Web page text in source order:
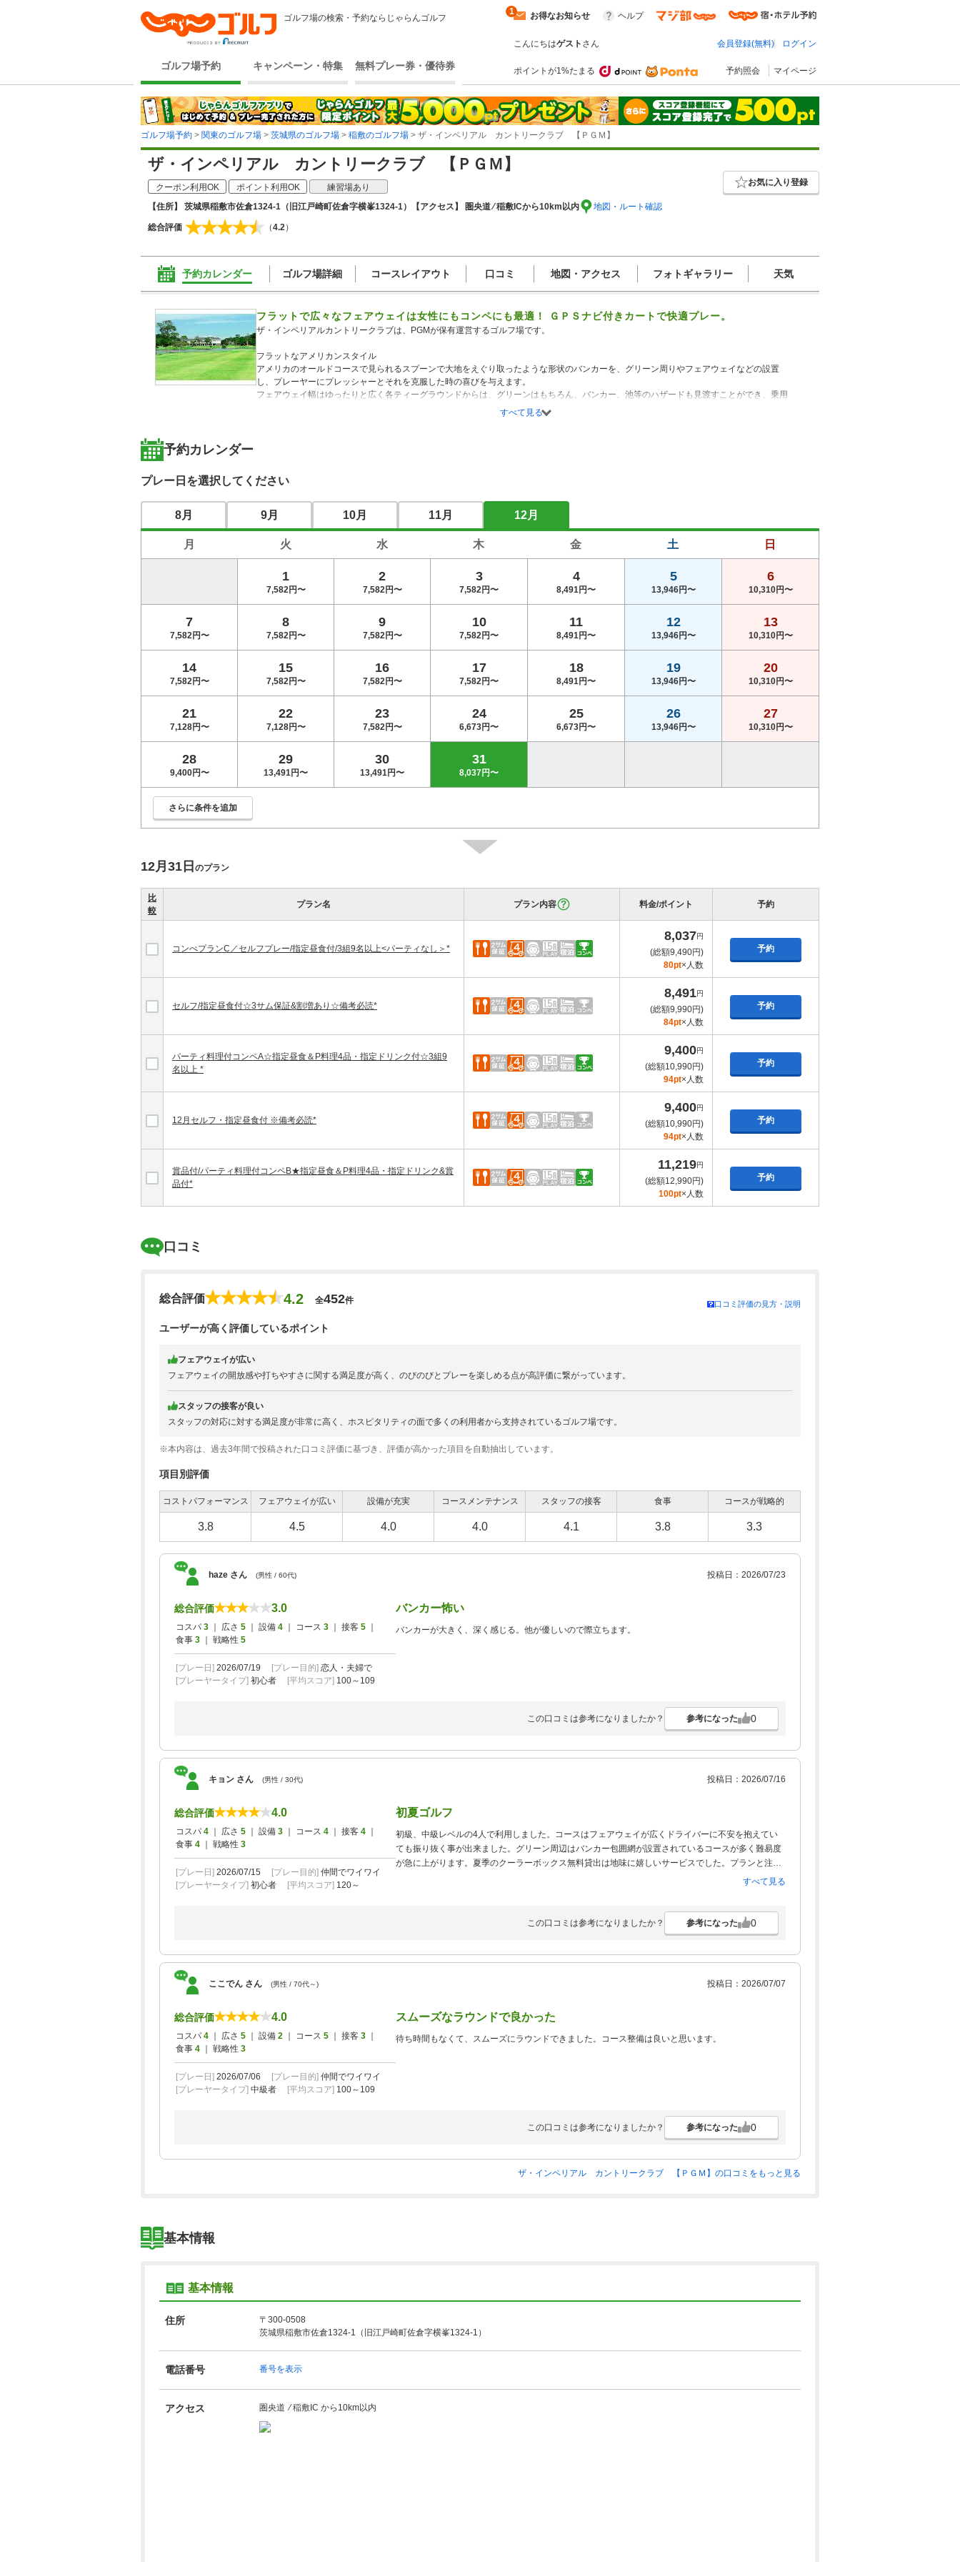
ゴルフ場の検索・予約ならじゃらんゴルフ
ゴルフ場予約 キャンペーン・特集 無料プレー券・優待券
お得なお知らせ
1 ヘルプ
こんにちはゲスト さん 会員登録(無料) ログイン
ポイントが1%たまる 予約照会 マイページ
ゴルフ場予約 > 関東のゴルフ場 > 茨城県のゴルフ場 > 稲敷のゴルフ場 > ザ・インペリアル カントリークラブ 【ＰＧＭ】
ザ・インペリアル カントリークラブ 【ＰＧＭ】
クーポン利用OK ポイント利用OK 練習場あり
お気に入り登録
【住所】 茨城県稲敷市佐倉1324-1（旧江戸崎町佐倉字横峯1324-1） 【アクセス】 圏央道 ⁄ 稲敷ICから10km以内 地図・ルート確認
総合評価 （4.2）
予約カレンダー ゴルフ場詳細 コースレイアウト 口コミ 地図・アクセス フォトギャラリー 天気
フラットで広々なフェアウェイは女性にもコンペにも最適！ ＧＰＳナビ付きカートで快適プレー。
ザ・インペリアルカントリークラブは、PGMが保有運営するゴルフ場です。
フラットなアメリカンスタイル
アメリカのオールドコースで見られるスプーンで大地をえぐり取ったような形状のバンカーを、グリーン周りやフェアウェイなどの設置
し、プレーヤーにプレッシャーとそれを克服した時の喜びを与えます。
フェアウェイ幅はゆったりと広く各ティーグラウンドからは、グリーンはもちろん、バンカー、池等のハザードも見渡すことができ、乗用
カートでのゴルフプレ－は爽快感を持ったプレーを味わって頂けます。
すべて見る
予約カレンダー
プレー日を選択してください
8月 9月 10月 11月 12月
月 火 水 木 金 土 日
1
7,582円〜
2
7,582円〜
3
7,582円〜
4
8,491円〜
5
13,946円〜
6
10,310円〜
7
7,582円〜
8
7,582円〜
9
7,582円〜
10
7,582円〜
11
8,491円〜
12
13,946円〜
13
10,310円〜
14
7,582円〜
15
7,582円〜
16
7,582円〜
17
7,582円〜
18
8,491円〜
19
13,946円〜
20
10,310円〜
21
7,128円〜
22
7,128円〜
23
7,582円〜
24
6,673円〜
25
6,673円〜
26
13,946円〜
27
10,310円〜
28
9,400円〜
29
13,491円〜
30
13,491円〜
31
8,037円〜
さらに条件を追加
12月31日 のプラン
比
較
プラン名 プラン内容 料金/ポイント 予約
コンぺプランC／セルフプレー/指定昼食付/3組9名以上<パーティなし＞*
8,037円
(総額9,490円)
80pt×人数
予約
セルフ/指定昼食付☆3サム保証&割増あり☆備考必読*
8,491円
(総額9,990円)
84pt×人数
予約
パーティ料理付コンペA☆指定昼食＆P料理4品・指定ドリンク付☆3組9
名以上 *
9,400円
(総額10,990円)
94pt×人数
予約
12月セルフ・指定昼食付 ※備考必読*
9,400円
(総額10,990円)
94pt×人数
予約
賞品付/パーティ料理付コンペB★指定昼食＆P料理4品・指定ドリンク&賞
品付*
11,219円
(総額12,990円)
100pt×人数
予約
口コミ
総合評価 4.2 全452件 口コミ評価の見方・説明
ユーザーが高く評価しているポイント
フェアウェイが広い
フェアウェイの開放感や打ちやすさに関する満足度が高く、のびのびとプレーを楽しめる点が高評価に繋がっています。
スタッフの接客が良い
スタッフの対応に対する満足度が非常に高く、ホスピタリティの面で多くの利用者から支持されているゴルフ場です。
※本内容は、過去3年間で投稿された口コミ評価に基づき、評価が高かった項目を自動抽出しています。
項目別評価
コストパフォーマンス フェアウェイが広い 設備が充実 コースメンテナンス スタッフの接客 食事 コースが戦略的
3.8 4.5 4.0 4.0 4.1 3.8 3.3
haze さん (男性 / 60代) 投稿日：2026/07/23
総合評価 3.0
コスパ 3 ｜ 広さ 5 ｜ 設備 4 ｜ コース 3 ｜ 接客 5
食事 3 ｜ 戦略性 5
[プレー日] 2026/07/19 [プレー目的] 恋人・夫婦で
[プレーヤータイプ] 初心者 [平均スコア] 100～109
バンカー怖い
バンカーが大きく、深く感じる。他が優しいので際立ちます。
この口コミは参考になりましたか？ 参考になった 0
キョン さん (男性 / 30代) 投稿日：2026/07/16
総合評価 4.0
コスパ 4 ｜ 広さ 5 ｜ 設備 3 ｜ コース 4 ｜ 接客 4
食事 4 ｜ 戦略性 3
[プレー日] 2026/07/15 [プレー目的] 仲間でワイワイ
[プレーヤータイプ] 初心者 [平均スコア] 120～
初夏ゴルフ
初級、中級レベルの4人で利用しました。コースはフェアウェイが広くドライバーに不安を抱えてい
ても振り抜く事が出来ました。グリーン周辺はバンカー包囲網が設置されているコースが多く難易度
が急に上がります。夏季のクーラーボックス無料貸出は地味に嬉しいサービスでした。プランと注意
事項にも記載がある夏季平日の浴室はシャワーのみ利用可能なのは正直あまり気にならなかったで
稲敷ICからも近いのでまた利用したいと思います。
すべて見る
この口コミは参考になりましたか？ 参考になった 0
ここでん さん (男性 / 70代～) 投稿日：2026/07/07
総合評価 4.0
コスパ 4 ｜ 広さ 5 ｜ 設備 2 ｜ コース 5 ｜ 接客 3
食事 4 ｜ 戦略性 3
[プレー日] 2026/07/06 [プレー目的] 仲間でワイワイ
[プレーヤータイプ] 中級者 [平均スコア] 100～109
スムーズなラウンドで良かった
待ち時間もなくて、スムーズにラウンドできました。コース整備は良いと思います。
この口コミは参考になりましたか？ 参考になった 0
ザ・インペリアル カントリークラブ 【ＰＧＭ】の口コミをもっと見る
基本情報
基本情報
住所
〒300-0508
茨城県稲敷市佐倉1324-1（旧江戸崎町佐倉字横峯1324-1）
電話番号 番号を表示
アクセス 圏央道 ⁄ 稲敷IC から10km以内